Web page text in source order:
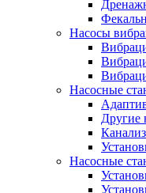
Насосы
Насосные
Другие
Насосные